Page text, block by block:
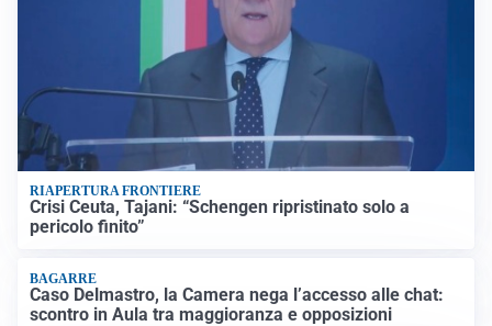
RIAPERTURA FRONTIERE
Crisi Ceuta, Tajani: “Schengen ripristinato solo a
pericolo finito”
BAGARRE
Caso Delmastro, la Camera nega l’accesso alle chat:
scontro in Aula tra maggioranza e opposizioni